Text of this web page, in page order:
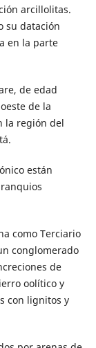
arcillolitas.
su datación
en la parte
de edad
de la
la región del
están
como Terciario
conglomerado
de
oolítico y
con lignitos y